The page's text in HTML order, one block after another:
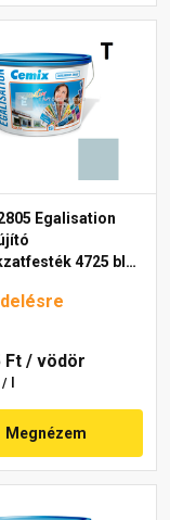
Egalisation
4725 blue
Ft / vödör
l
Megnézem